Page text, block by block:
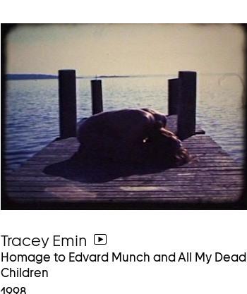
Tracey Emin
weiter
zum
video
Homage to Edvard Munch and All My Dead
Children